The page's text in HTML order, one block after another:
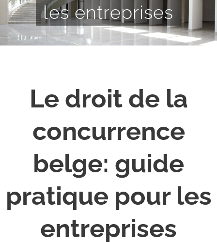
les entreprises
Le droit de la
concurrence
belge: guide
pratique pour les
entreprises